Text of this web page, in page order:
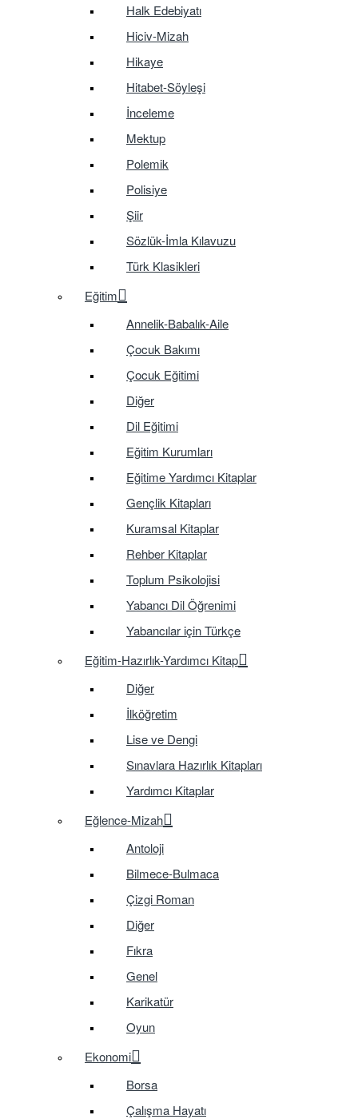
Halk Edebiyatı
Hiciv-Mizah
Hikaye
Hitabet-Söyleşi
İnceleme
Mektup
Polemik
Polisiye
Şiir
Sözlük-İmla Kılavuzu
Türk Klasikleri
Eğitim
Annelik-Babalık-Aile
Çocuk Bakımı
Çocuk Eğitimi
Diğer
Dil Eğitimi
Eğitim Kurumları
Eğitime Yardımcı Kitaplar
Gençlik Kitapları
Kuramsal Kitaplar
Rehber Kitaplar
Toplum Psikolojisi
Yabancı Dil Öğrenimi
Yabancılar için Türkçe
Eğitim-Hazırlık-Yardımcı Kitap
Diğer
İlköğretim
Lise ve Dengi
Sınavlara Hazırlık Kitapları
Yardımcı Kitaplar
Eğlence-Mizah
Antoloji
Bilmece-Bulmaca
Çizgi Roman
Diğer
Fıkra
Genel
Karikatür
Oyun
Ekonomi
Borsa
Çalışma Hayatı